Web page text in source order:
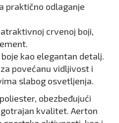
praktično odlaganje
crvenoj boji,
kao elegantan detalj.
povećanu vidljivost i
slabog osvetljenja.
obezbeđujući
kvalitet. Aerton